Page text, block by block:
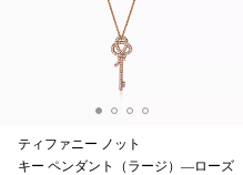
ティファニー ノット
キー ペンダント（ラージ）—ローズ